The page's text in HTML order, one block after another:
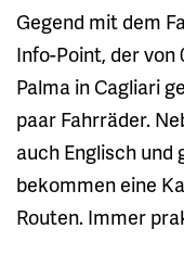
Gegend mit dem
Info-Point, der von
Palma in Cagliari
paar Fahrräder.
auch Englisch und
bekommen eine
Routen. Immer